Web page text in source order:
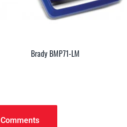
Brady BMP71-LM
Comments